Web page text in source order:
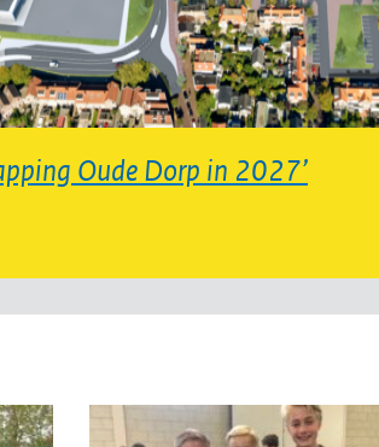
Oude Dorp in 2027